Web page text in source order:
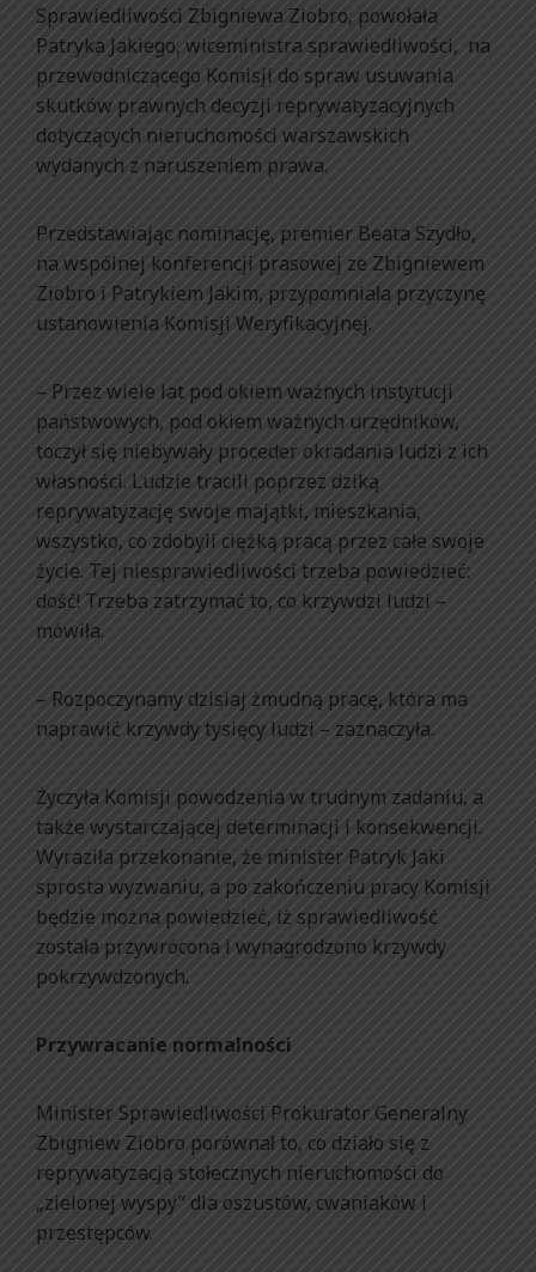
Sprawiedliwości Zbigniewa Ziobro, powołała
Patryka Jakiego, wiceministra sprawiedliwości, na
przewodniczącego Komisji do spraw usuwania
skutków prawnych decyzji reprywatyzacyjnych
dotyczących nieruchomości warszawskich
wydanych z naruszeniem prawa.
Przedstawiając nominację, premier Beata Szydło,
na wspólnej konferencji prasowej ze Zbigniewem
Ziobro i Patrykiem Jakim, przypomniała przyczynę
ustanowienia Komisji Weryfikacyjnej.
– Przez wiele lat pod okiem ważnych instytucji
państwowych, pod okiem ważnych urzędników,
toczył się niebywały proceder okradania ludzi z ich
własności. Ludzie tracili poprzez dziką
reprywatyzację swoje majątki, mieszkania,
wszystko, co zdobyli ciężką pracą przez całe swoje
życie. Tej niesprawiedliwości trzeba powiedzieć:
dość! Trzeba zatrzymać to, co krzywdzi ludzi –
mówiła.
– Rozpoczynamy dzisiaj żmudną pracę, która ma
naprawić krzywdy tysięcy ludzi – zaznaczyła.
Życzyła Komisji powodzenia w trudnym zadaniu, a
także wystarczającej determinacji i konsekwencji.
Wyraziła przekonanie, że minister Patryk Jaki
sprosta wyzwaniu, a po zakończeniu pracy Komisji
będzie można powiedzieć, iż sprawiedliwość
została przywrócona i wynagrodzono krzywdy
pokrzywdzonych.
Przywracanie normalności
Minister Sprawiedliwości Prokurator Generalny
Zbigniew Ziobro porównał to, co działo się z
reprywatyzacją stołecznych nieruchomości do
„zielonej wyspy” dla oszustów, cwaniaków i
przestępców.